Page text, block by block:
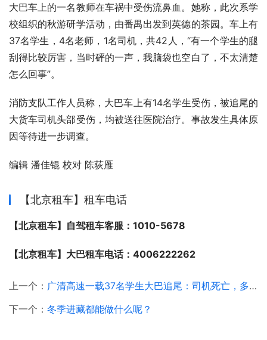
大巴车上的一名教师在车祸中受伤流鼻血。她称，此次系学
校组织的秋游研学活动，由番禺出发到英德的茶园。车上有
37名学生，4名老师，1名司机，共42人，“有一个学生的腿
刮得比较厉害，当时砰的一声，我脑袋也空白了，不太清楚
怎么回事”。
消防支队工作人员称，大巴车上有14名学生受伤，被追尾的
大货车司机头部受伤，均被送往医院治疗。事故发生具体原
因等待进一步调查。
编辑 潘佳锟 校对 陈荻雁
【北京租车】租车电话
【北京租车】自驾租车客服：1010-5678
【北京租车】大巴租车电话：4006222262
上一个： 广清高速一载37名学生大巴追尾：司机死亡，多名学生受伤
下一个： 冬季进藏都能做什么呢？